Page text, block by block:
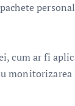
cum ar fi